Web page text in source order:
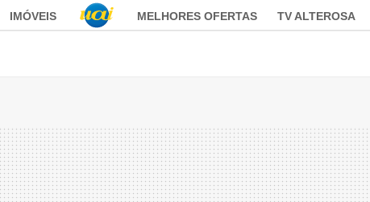
IMÓVEIS MELHORES OFERTAS TV ALTEROSA